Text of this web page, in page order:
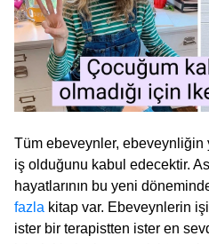
Tüm ebeveynler, ebeveynliğin
iş olduğunu kabul edecektir.
hayatlarının bu yeni
fazla kitap var. Ebeveynlerin
ister bir terapistten ister en